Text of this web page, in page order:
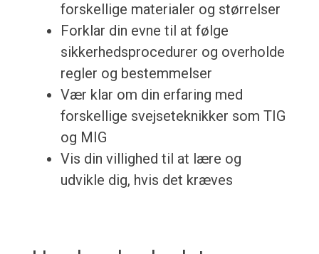
forskellige materialer og størrelser
Forklar din evne til at følge
sikkerhedsprocedurer og overholde
regler og bestemmelser
Vær klar om din erfaring med
forskellige svejseteknikker som TIG
og MIG
Vis din villighed til at lære og
udvikle dig, hvis det kræves